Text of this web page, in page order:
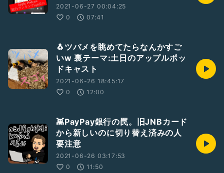
2021-06-27 00:04:25
0
07:41
🐧ツバメを眺めてたらなんかすご
いw 裏テーマ:土日のアップルポッ
ドキャスト
2021-06-26 18:45:17
0
12:00
👾PayPay銀行の罠。旧JNBカード
から新しいのに切り替え済みの人
要注意
2021-06-26 03:17:53
0
11:50